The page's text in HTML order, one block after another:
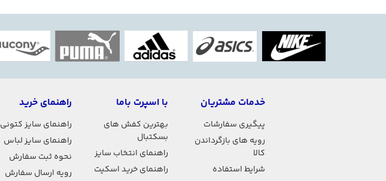
خدمات مشتریان
پیگیری سفارشات
رویه های بازگرداندن
کالا
شرایط استفاده
با اسپرت باما
بهترین کفش های
بسکتبال
راهنمای انتخاب سایز
راهنمای خرید اسکیت
راهنمای خرید
راهنمای سایز کتونی
راهنمای سایز لباس
نحوه ثبت سفارش
رویه ارسال سفارش